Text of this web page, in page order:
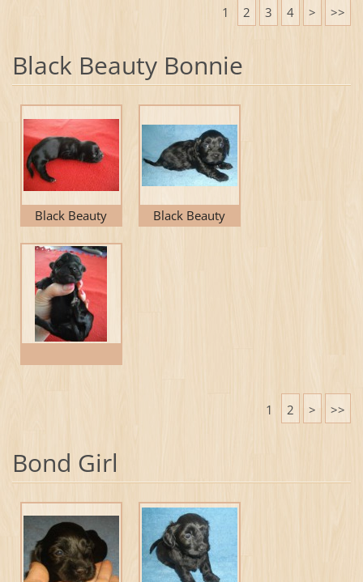
1 2 3 4 > >>
Black Beauty Bonnie
Black Beauty
Black Beauty
1 2 > >>
Bond Girl